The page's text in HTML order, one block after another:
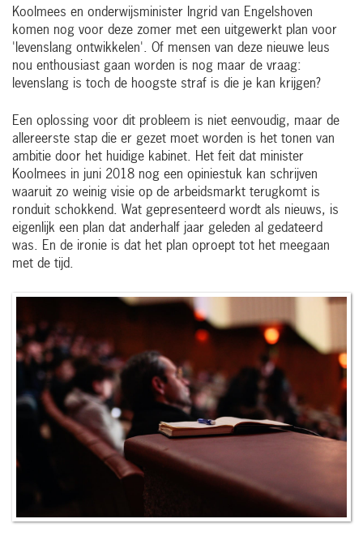
Koolmees en onderwijsminister Ingrid van Engelshoven
komen nog voor deze zomer met een uitgewerkt plan voor
'levenslang ontwikkelen'. Of mensen van deze nieuwe leus
nou enthousiast gaan worden is nog maar de vraag:
levenslang is toch de hoogste straf is die je kan krijgen?
Een oplossing voor dit probleem is niet eenvoudig, maar de
allereerste stap die er gezet moet worden is het tonen van
ambitie door het huidige kabinet. Het feit dat minister
Koolmees in juni 2018 nog een opiniestuk kan schrijven
waaruit zo weinig visie op de arbeidsmarkt terugkomt is
ronduit schokkend. Wat gepresenteerd wordt als nieuws, is
eigenlijk een plan dat anderhalf jaar geleden al gedateerd
was. En de ironie is dat het plan oproept tot het meegaan
met de tijd.